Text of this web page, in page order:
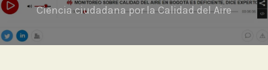
Ciencia ciudadana por la Calidad del Aire